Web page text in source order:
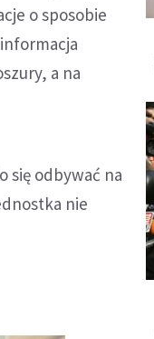
o sposobie
a na
się odbywać na
nie